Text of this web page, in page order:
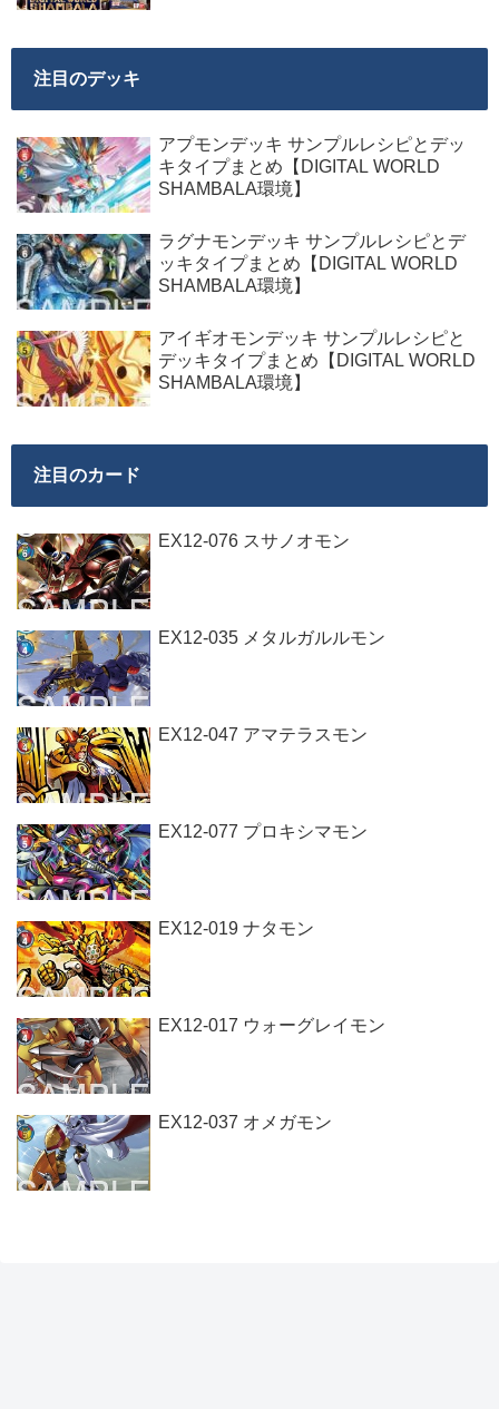
注目のデッキ
アプモンデッキ サンプルレシピとデッ
キタイプまとめ【DIGITAL WORLD
SHAMBALA環境】
ラグナモンデッキ サンプルレシピとデ
ッキタイプまとめ【DIGITAL WORLD
SHAMBALA環境】
アイギオモンデッキ サンプルレシピと
デッキタイプまとめ【DIGITAL WORLD
SHAMBALA環境】
注目のカード
EX12-076 スサノオモン
EX12-035 メタルガルルモン
EX12-047 アマテラスモン
EX12-077 プロキシマモン
EX12-019 ナタモン
EX12-017 ウォーグレイモン
EX12-037 オメガモン